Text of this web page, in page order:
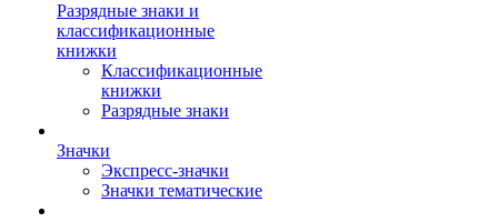
Разрядные знаки и
классификационные
книжки
Классификационные
книжки
Разрядные знаки
Значки
Экспресс-значки
Значки тематические